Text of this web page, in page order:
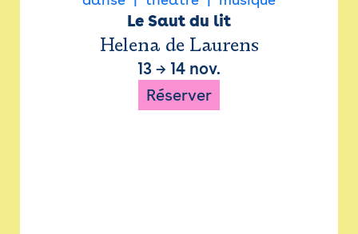
Le Saut du lit
Helena de Laurens
13 → 14 nov.
Réserver